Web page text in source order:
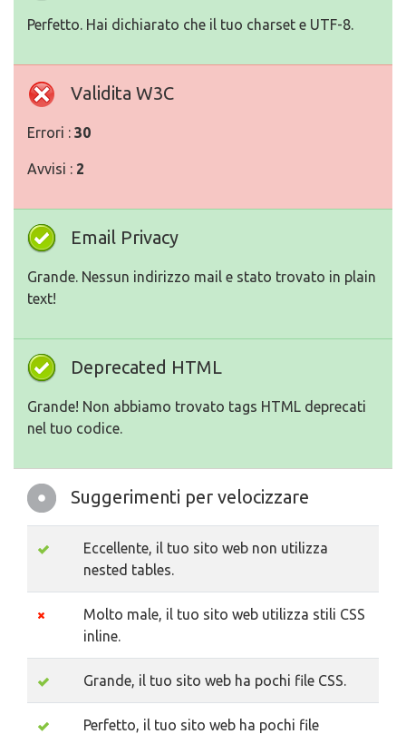
Perfetto. Hai dichiarato che il tuo charset e UTF-8.
Validita W3C
Errori : 30
Avvisi : 2
Email Privacy
Grande. Nessun indirizzo mail e stato trovato in plain
text!
Deprecated HTML
Grande! Non abbiamo trovato tags HTML deprecati
nel tuo codice.
Suggerimenti per velocizzare
Eccellente, il tuo sito web non utilizza
nested tables.
Molto male, il tuo sito web utilizza stili CSS
inline.
Grande, il tuo sito web ha pochi file CSS.
Perfetto, il tuo sito web ha pochi file